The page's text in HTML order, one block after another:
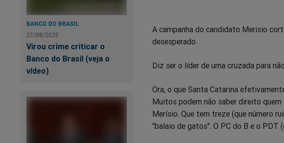
BANCO DO BRASIL
27/08/2025
Virou crime criticar o
Banco do Brasil (veja o
vídeo)
no
no
no
no
no
A campanha do candidato Merisio
desesperado.
Diz ser o líder de uma cruzada para
Ora, o que Santa Catarina
Muitos podem não saber direito
Merísio. Que tem treze (que número
"balaio de gatos". O PC do B e o PDT